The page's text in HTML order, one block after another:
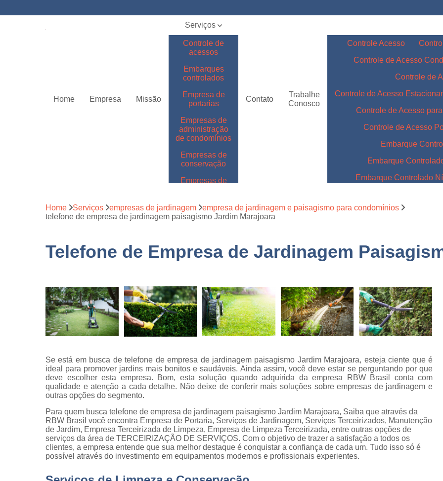
Home Empresa Missão
Serviços
Controle de
acessos
Embarques
controlados
Empresa de
portarias
Empresas de
administração
de condomínios
Empresas de
conservação
Empresas de
Empresas de
limpeza
logística
Empresas de
paisagismo
Empresas de
recrutamento e
seleção
terceirização
Empresas de
terceirização de
Empresas
terceirizadas
Gestões de
qualidade
Contato
Trabalhe
Conosco
Controle Acesso
Controle de Acesso
Controle de
Controle de Acesso
Controle de Acesso
Controle de Acesso
Embarque
Embarque
Embarque Controlado
Embarque Controlado para
Empresa de Portaria
Empresa de Portaria e
Empresa de Portaria São
Empresa de
Empresa Portaria e
Empresa Terceirizada
Empresa
Empresa
Empresa
Empresa
Empresa de
Empresa de
Empresa de Gestão de
Empresa
Home Serviços empresas de jardinagem
empresa de jardinagem e paisagismo para condomínios
telefone de empresa de jardinagem paisagismo Jardim Marajoara
Telefone de Empresa de Jardinagem
Se está em busca de telefone de empresa de jardinagem paisagismo Jardim Marajoara, esteja ciente que é
ideal para promover jardins mais bonitos e saudáveis. Ainda assim, você deve estar se perguntando por que
deve escolher esta empresa. Bom, esta solução quando adquirida da empresa RBW Brasil conta com
qualidade e atenção a cada detalhe. Não deixe de conferir mais soluções sobre empresas de jardinagem e
outras opções do segmento.
Para quem busca telefone de empresa de jardinagem paisagismo Jardim Marajoara, Saiba que através da
RBW Brasil você encontra Empresa de Portaria, Serviços de Jardinagem, Serviços Terceirizados, Manutenção
de Jardim, Empresa Terceirizada de Limpeza, Empresa de Limpeza Terceirizada, entre outras opções de
serviços da área de TERCEIRIZAÇÃO DE SERVIÇOS. Com o objetivo de trazer a satisfação a todos os
clientes, a empresa entende que sua melhor destaque é conquistar a confiança de cada um. Tudo isso só é
possível através do investimento em equipamentos modernos e profissionais experientes.